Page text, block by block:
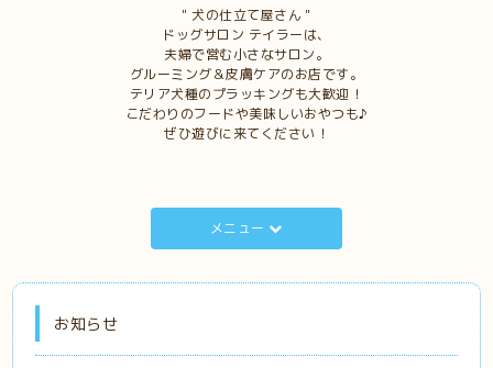
＂犬の仕立て屋さん＂
ドッグサロン テイラーは、
夫婦で営む小さなサロン。
グルーミング＆皮膚ケアのお店です。
テリア犬種のプラッキングも大歓迎！
こだわりのフードや美味しいおやつも♪
ぜひ遊びに来てください！
メニュー
お知らせ